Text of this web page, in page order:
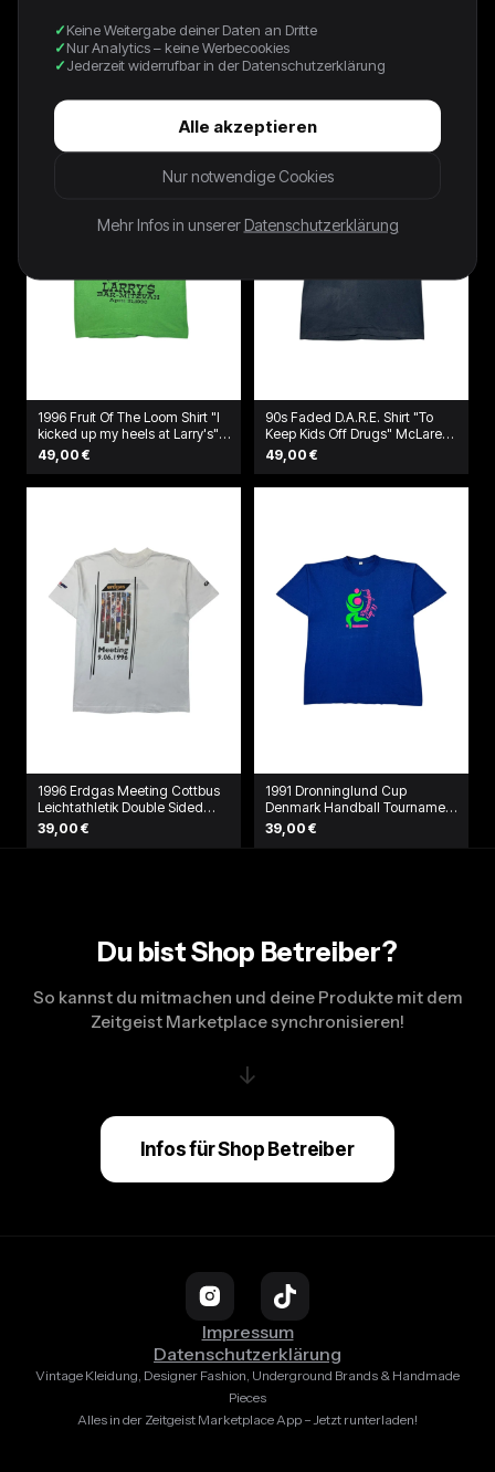
NAVY SOUTH PARK TEE - 2006
- XL
90s Kleines Arschloch Promo
Shirt Grau
1996 Fruit Of The Loom Shirt "I
kicked up my heels at Larry's"
Grün
49,00 €
90s Faded D.A.R.E. Shirt "To
Keep Kids Off Drugs" McLaren
Schwarz
49,00 €
1996 Erdgas Meeting Cottbus
Leichtathletik Double Sided
Shirt Weiß
39,00 €
1991 Dronninglund Cup
Denmark Handball Tournament
T-Shirt Blau
39,00 €
Du bist Shop Betreiber?
So kannst du mitmachen und deine Produkte mit dem
Zeitgeist Marketplace synchronisieren!
↓
Infos für Shop Betreiber
Impressum
Datenschutzerklärung
Vintage Kleidung, Designer Fashion, Underground Brands & Handmade
Pieces
Alles in der Zeitgeist Marketplace App – Jetzt runterladen!
Keine Weitergabe deiner Daten an Dritte
Nur Analytics – keine Werbecookies
Jederzeit widerrufbar in der Datenschutzerklärung
Alle akzeptieren
Nur notwendige Cookies
Mehr Infos in unserer Datenschutzerklärung